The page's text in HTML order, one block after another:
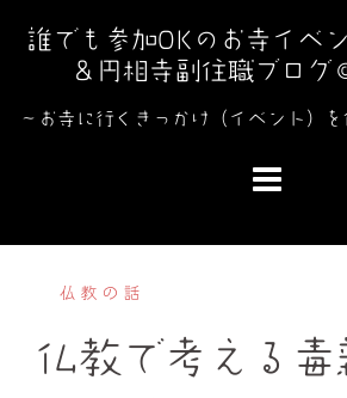
キ
誰でも参加OKのお寺イベ
＆円相寺副住職ブログ
～お寺に行くきっかけ（イベント）
仏教の話
仏教で考える毒